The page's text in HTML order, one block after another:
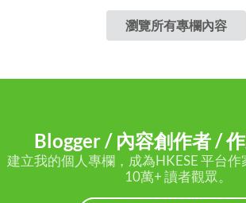
瀏覽所有專欄內容
Blogger / 內容創作者 /
建立我的個人專欄，成為HKESE 平台
10萬+ 讀者觀眾。